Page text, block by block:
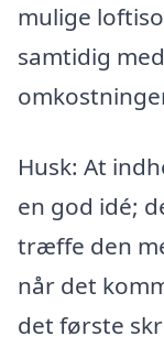
mulige
samtidig
Husk: At
en god idé;
træffe den
når det
det første